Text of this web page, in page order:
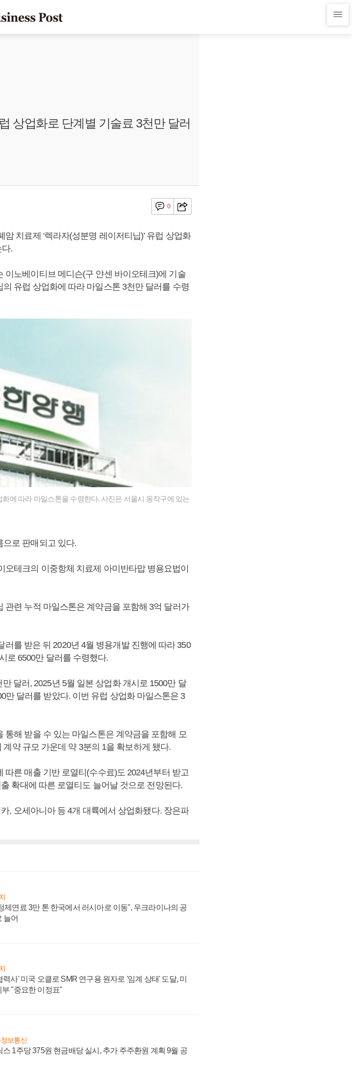
상업화로 단계별 기술료 3천만 달러
0
치료제 ‘렉라자(성분명 레이저티닙)’ 유럽 상업화
다.
이노베이티브 메디슨(구 얀센 바이오테크)에 기술
유럽 상업화에 따라 마일스톤 3천만 달러를 수령
에 따라 마일스톤을 수령한다. 사진은 서울시 동작구에 있는
로 판매되고 있다.
테크의 이중항체 치료제 아미반타맙 병용요법이
관련 누적 마일스톤은 계약금을 포함해 3억 달러가
러를 받은 뒤 2020년 4월 병용개발 진행에 따라 350
로 6500만 달러를 수령했다.
달러, 2025년 5월 일본 상업화 개시로 1500만 달
만 달러를 받았다. 이번 유럽 상업화 마일스톤은 3
통해 받을 수 있는 마일스톤은 계약금을 포함해 모
약 규모 가운데 약 3분의 1을 확보하게 됐다.
른 매출 기반 로열티(수수료)도 2024년부터 받고
확대에 따른 로열티도 늘어날 것으로 전망된다.
, 오세아니아 등 4개 대륙에서 상업화됐다. 장은파
제연료 3만 톤 한국에서 러시아로 이동", 우크라이나의 공
늘어
력사' 미국 오클로 SMR 연구용 원자로 '임계 상태' 도달, 미
부 "중요한 이정표"
정보통신
스 1주당 375원 현금배당 실시, 추가 주주환원 계획 9월 공